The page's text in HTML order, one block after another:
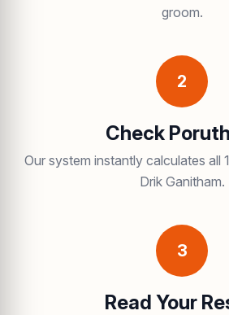
groom.
2
Check
Our system instantly calculates all
Drik Ganitham.
3
Read Your